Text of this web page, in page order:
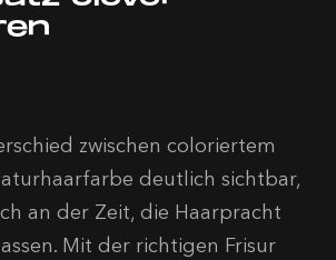
zwischen coloriertem
deutlich sichtbar,
an der Zeit, die Haarpracht
Mit der richtigen Frisur